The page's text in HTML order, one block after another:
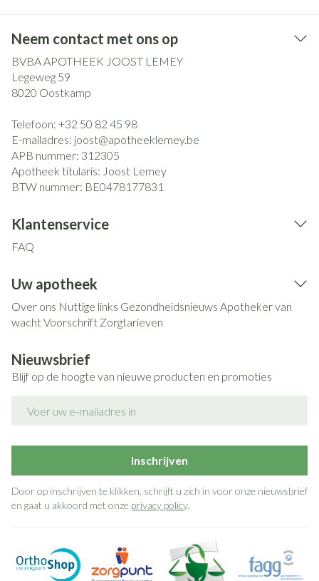
Neem contact met ons op
BVBA APOTHEEK JOOST LEMEY
Legeweg 59
8020 Oostkamp
Telefoon: +32 50 82 45 98
E-mailadres: joost@apotheeklemey.be
APB nummer: 312305
Apotheek titularis: Joost Lemey
BTW nummer: BE0478177831
Klantenservice
FAQ
Uw apotheek
Over ons Nuttige links Gezondheidsnieuws Apotheker van
wachtVoorschrift Zorgtarieven
Nieuwsbrief
Blijf op de hoogte van nieuwe producten en promoties
Inschrijven
Door op inschrijven te klikken, schrijft u zich in voor onze nieuwsbrief
en gaat u akkoord met onze privacy policy.